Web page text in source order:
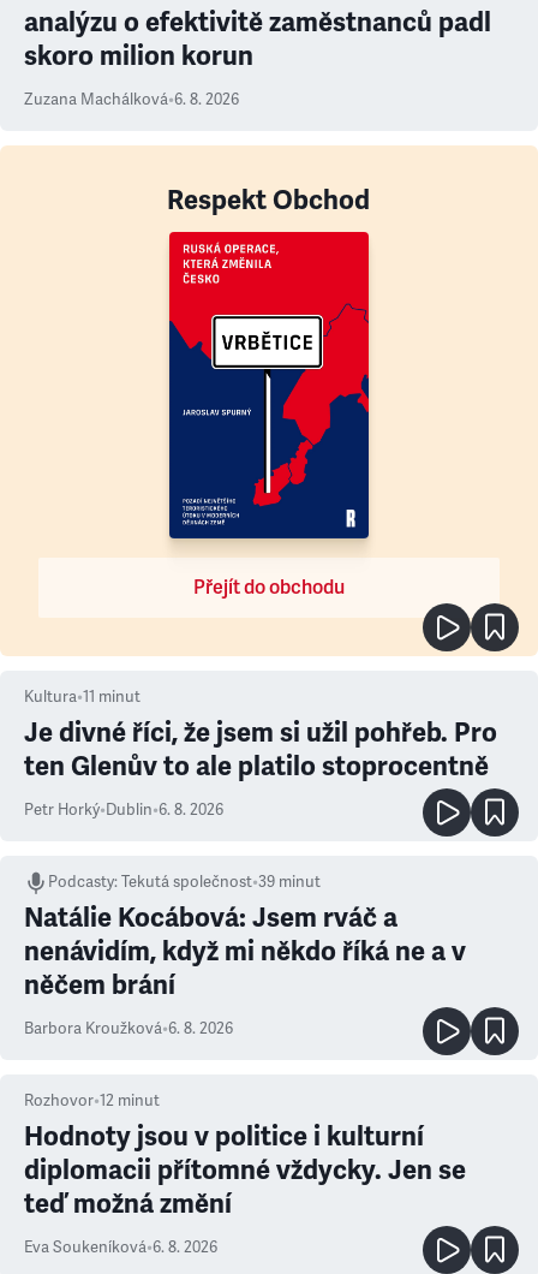
analýzu o efektivitě zaměstnanců padl
skoro milion korun
Zuzana Machálková•6. 8. 2026
Respekt Obchod
Přejít do obchodu
Kultura•11 minut
Je divné říci, že jsem si užil pohřeb. Pro
ten Glenův to ale platilo stoprocentně
Petr Horký•Dublin•6. 8. 2026
Podcasty:Tekutá společnost•39 minut
Natálie Kocábová: Jsem rváč a
nenávidím, když mi někdo říká ne a v
něčem brání
Barbora Kroužková•6. 8. 2026
Rozhovor•12 minut
Hodnoty jsou v politice i kulturní
diplomacii přítomné vždycky. Jen se
teď možná změní
Eva Soukeníková•6. 8. 2026